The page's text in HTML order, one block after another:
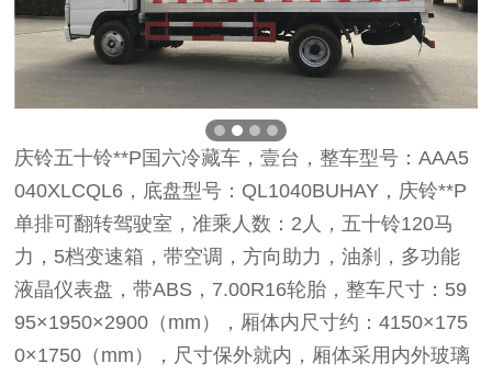
庆铃五十铃**P国六冷藏车，壹台，整车型号：AAA5
040XLCQL6，底盘型号：QL1040BUHAY，庆铃**P
单排可翻转驾驶室，准乘人数：2人，五十铃120马
力，5档变速箱，带空调，方向助力，油刹，多功能
液晶仪表盘，带ABS，7.00R16轮胎，整车尺寸：59
95×1950×2900（mm），厢体内尺寸约：4150×175
0×1750（mm），尺寸保外就内，厢体采用内外玻璃